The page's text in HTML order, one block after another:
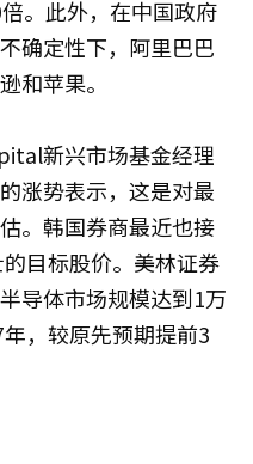
。此外，在中国政府
确定性下，阿里巴巴
和苹果。
新兴市场基金经理
涨势表示，这是对最
。韩国券商最近也接
目标股价。美林证券
导体市场规模达到1万
，较原先预期提前3